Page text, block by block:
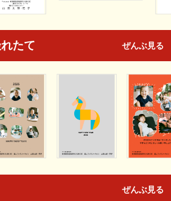
たて ぜんぶ見る
ぜんぶ見る